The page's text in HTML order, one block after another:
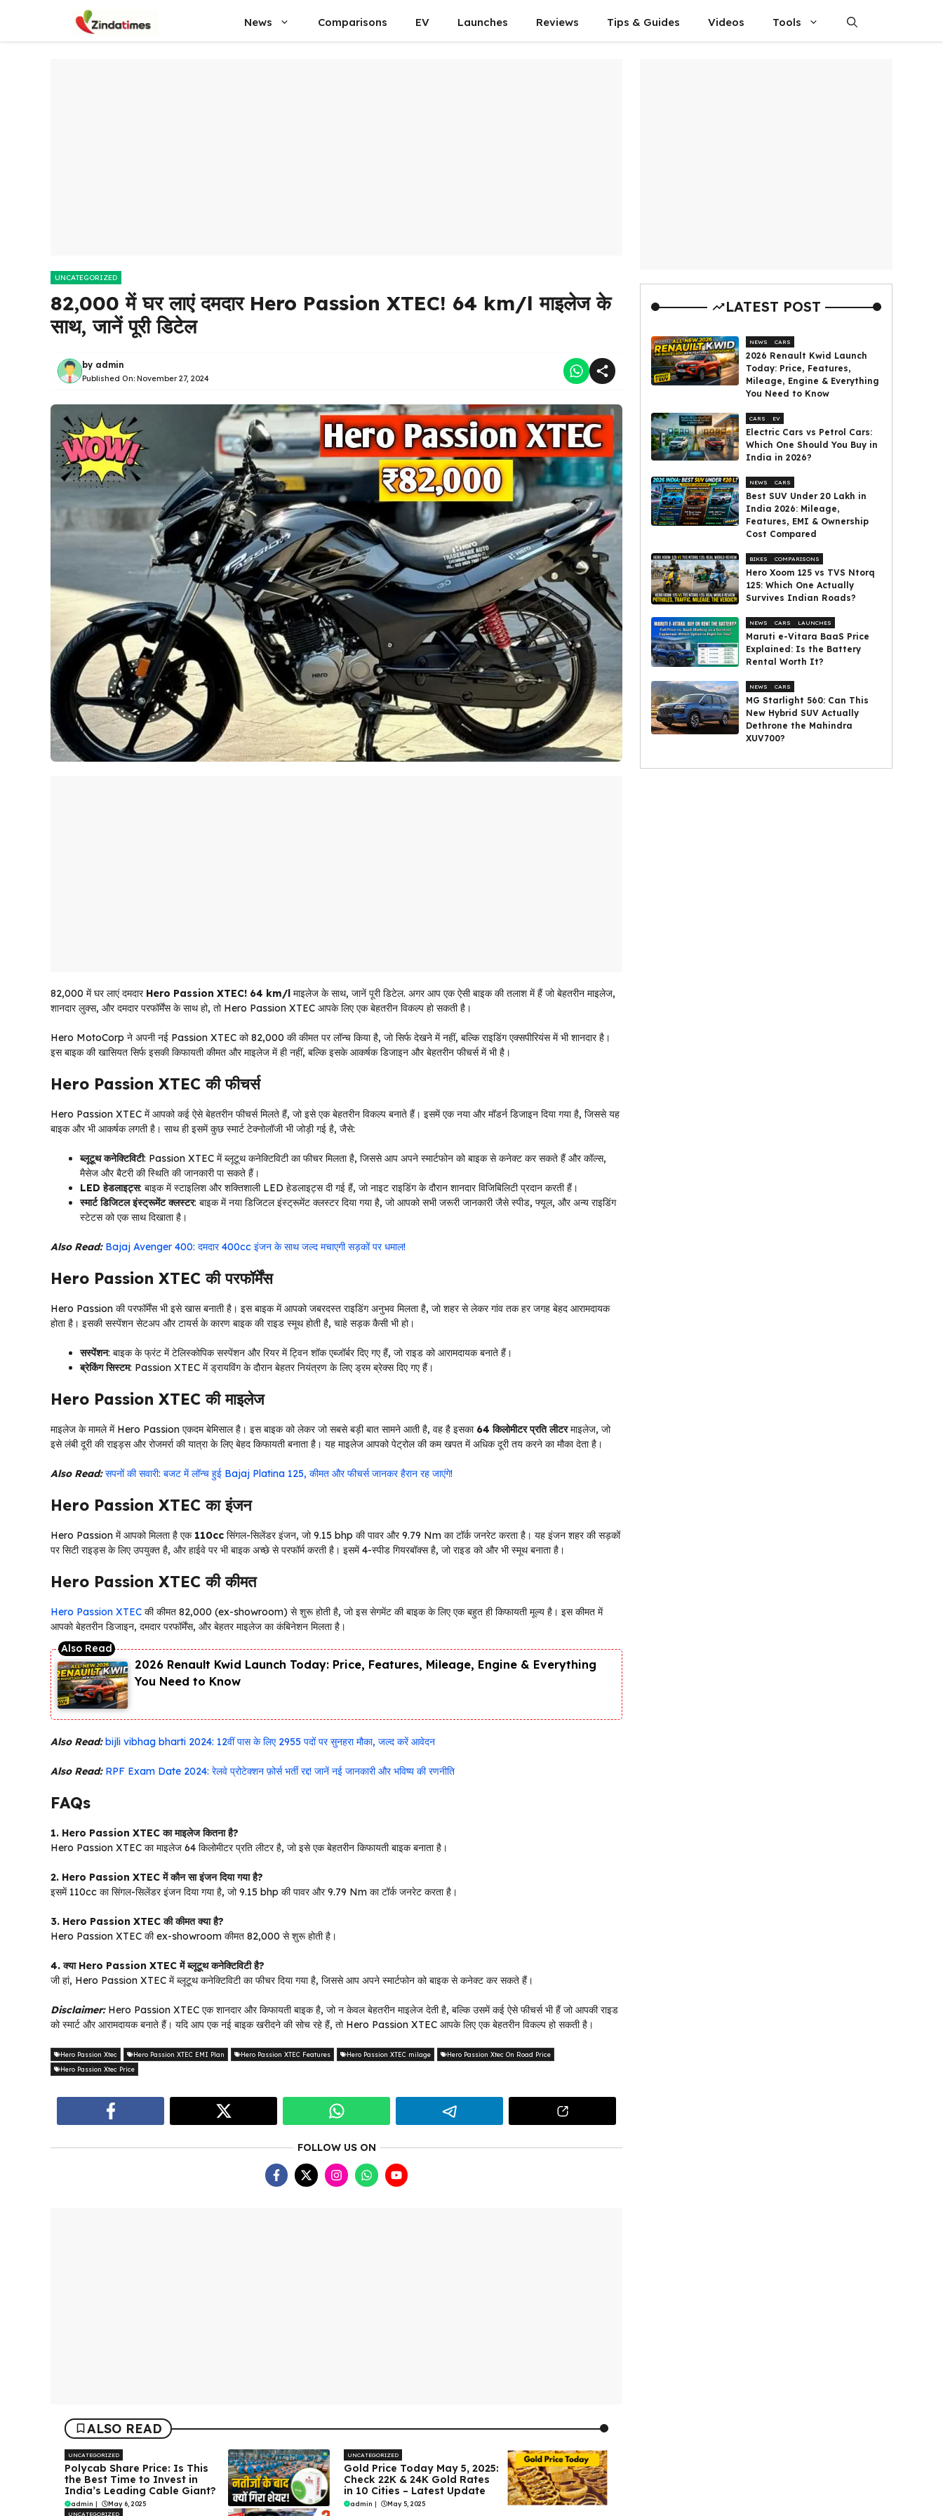
content
News Comparisons EV Launches Reviews Tips & Guides Videos Tools
UNCATEGORIZED
₹82,000 में घर लाएं दमदार Hero Passion XTEC! 64 km/l माइलेज के
साथ, जानें पूरी डिटेल
by admin
Published On: November 27, 2024
₹82,000 में घर लाएं दमदार Hero Passion XTEC! 64 km/l माइलेज के साथ, जानें पूरी डिटेल. अगर आप एक ऐसी बाइक की तलाश में हैं जो बेहतरीन माइलेज,
शानदार लुक्स, और दमदार परफॉर्मेंस के साथ हो, तो Hero Passion XTEC आपके लिए एक बेहतरीन विकल्प हो सकती है।
Hero MotoCorp ने अपनी नई Passion XTEC को ₹82,000 की कीमत पर लॉन्च किया है, जो सिर्फ देखने में नहीं, बल्कि राइडिंग एक्सपीरियंस में भी शानदार है।
इस बाइक की खासियत सिर्फ इसकी किफायती कीमत और माइलेज में ही नहीं, बल्कि इसके आकर्षक डिजाइन और बेहतरीन फीचर्स में भी है।
Hero Passion XTEC की फीचर्स
Hero Passion XTEC में आपको कई ऐसे बेहतरीन फीचर्स मिलते हैं, जो इसे एक बेहतरीन विकल्प बनाते हैं। इसमें एक नया और मॉडर्न डिजाइन दिया गया है, जिससे यह
बाइक और भी आकर्षक लगती है। साथ ही इसमें कुछ स्मार्ट टेक्नोलॉजी भी जोड़ी गई है, जैसे:
ब्लूटूथ कनेक्टिविटी: Passion XTEC में ब्लूटूथ कनेक्टिविटी का फीचर मिलता है, जिससे आप अपने स्मार्टफोन को बाइक से कनेक्ट कर सकते हैं और कॉल्स,
मैसेज और बैटरी की स्थिति की जानकारी पा सकते हैं।
LED हेडलाइट्स: बाइक में स्टाइलिश और शक्तिशाली LED हेडलाइट्स दी गई हैं, जो नाइट राइडिंग के दौरान शानदार विजिबिलिटी प्रदान करती हैं।
स्मार्ट डिजिटल इंस्ट्रूमेंट क्लस्टर: बाइक में नया डिजिटल इंस्ट्रूमेंट क्लस्टर दिया गया है, जो आपको सभी जरूरी जानकारी जैसे स्पीड, फ्यूल, और अन्य राइडिंग
स्टेटस को एक साथ दिखाता है।
Also Read: Bajaj Avenger 400: दमदार 400cc इंजन के साथ जल्द मचाएगी सड़कों पर धमाल!
Hero Passion XTEC की परफॉर्मेंस
Hero Passion की परफॉर्मेंस भी इसे खास बनाती है। इस बाइक में आपको जबरदस्त राइडिंग अनुभव मिलता है, जो शहर से लेकर गांव तक हर जगह बेहद आरामदायक
होता है। इसकी सस्पेंशन सेटअप और टायर्स के कारण बाइक की राइड स्मूथ होती है, चाहे सड़क कैसी भी हो।
सस्पेंशन: बाइक के फ्रंट में टेलिस्कोपिक सस्पेंशन और रियर में ट्विन शॉक एब्जॉर्बर दिए गए हैं, जो राइड को आरामदायक बनाते हैं।
ब्रेकिंग सिस्टम: Passion XTEC में ड्रायविंग के दौरान बेहतर नियंत्रण के लिए ड्रम ब्रेक्स दिए गए हैं।
Hero Passion XTEC की माइलेज
माइलेज के मामले में Hero Passion एकदम बेमिसाल है। इस बाइक को लेकर जो सबसे बड़ी बात सामने आती है, वह है इसका 64 किलोमीटर प्रति लीटरमाइलेज, जो
इसे लंबी दूरी की राइड्स और रोजमर्रा की यात्रा के लिए बेहद किफायती बनाता है। यह माइलेज आपको पेट्रोल की कम खपत में अधिक दूरी तय करने का मौका देता है।
Also Read:सपनों की सवारी: बजट में लॉन्च हुई Bajaj Platina 125, कीमत और फीचर्स जानकर हैरान रह जाएंगे!
Hero Passion XTEC का इंजन
Hero Passion में आपको मिलता है एक 110cc सिंगल-सिलेंडर इंजन, जो 9.15 bhp की पावर और 9.79 Nm का टॉर्क जनरेट करता है। यह इंजन शहर की सड़कों
पर सिटी राइड्स के लिए उपयुक्त है, और हाईवे पर भी बाइक अच्छे से परफॉर्म करती है। इसमें 4-स्पीड गियरबॉक्स है, जो राइड को और भी स्मूथ बनाता है।
Hero Passion XTEC की कीमत
Hero Passion XTEC की कीमत ₹82,000 (ex-showroom) से शुरू होती है, जो इस सेगमेंट की बाइक के लिए एक बहुत ही किफायती मूल्य है। इस कीमत में
आपको बेहतरीन डिजाइन, दमदार परफॉर्मेंस, और बेहतर माइलेज का कंबिनेशन मिलता है।
2026 Renault Kwid Launch Today: Price, Features, Mileage, Engine & Everything
You Need to Know
Also Read: bijli vibhag bharti 2024: 12वीं पास के लिए 2955 पदों पर सुनहरा मौका, जल्द करें आवेदन
Also Read: RPF Exam Date 2024: रेलवे प्रोटेक्शन फ़ोर्स भर्ती रद्द! जानें नई जानकारी और भविष्य की रणनीति
FAQs
1. Hero Passion XTEC का माइलेज कितना है?
Hero Passion XTEC का माइलेज 64 किलोमीटर प्रति लीटर है, जो इसे एक बेहतरीन किफायती बाइक बनाता है।
2. Hero Passion XTEC में कौन सा इंजन दिया गया है?
इसमें 110cc का सिंगल-सिलेंडर इंजन दिया गया है, जो 9.15 bhp की पावर और 9.79 Nm का टॉर्क जनरेट करता है।
3. Hero Passion XTEC की कीमत क्या है?
Hero Passion XTEC की ex-showroom कीमत ₹82,000 से शुरू होती है।
4. क्या Hero Passion XTEC में ब्लूटूथ कनेक्टिविटी है?
जी हां, Hero Passion XTEC में ब्लूटूथ कनेक्टिविटी का फीचर दिया गया है, जिससे आप अपने स्मार्टफोन को बाइक से कनेक्ट कर सकते हैं।
Disclaimer:Hero Passion XTEC एक शानदार और किफायती बाइक है, जो न केवल बेहतरीन माइलेज देती है, बल्कि उसमें कई ऐसे फीचर्स भी हैं जो आपकी राइड
को स्मार्ट और आरामदायक बनाते हैं। यदि आप एक नई बाइक खरीदने की सोच रहे हैं, तो Hero Passion XTEC आपके लिए एक बेहतरीन विकल्प हो सकती है।
Hero Passion Xtec Hero Passion XTEC EMI Plan Hero Passion XTEC Features Hero Passion XTEC milage
Hero Passion Xtec On Road Price
Hero Passion Xtec Price
FOLLOW US ON
ALSO READ
UNCATEGORIZED
Polycab Share Price: Is This
the Best Time to Invest in
India’s Leading Cable Giant?
admin | May 6, 2025
UNCATEGORIZED
Gold Price Today May 5, 2025:
Check 22K & 24K Gold Rates
in 10 Cities – Latest Update
admin | May 5, 2025
UNCATEGORIZED
LATEST POST
NEWS CARS
2026 Renault Kwid Launch
Today: Price, Features,
Mileage, Engine & Everything
You Need to Know
CARS EV
Electric Cars vs Petrol Cars:
Which One Should You Buy in
India in 2026?
NEWS CARS
Best SUV Under ₹20 Lakh in
India 2026: Mileage,
Features, EMI & Ownership
Cost Compared
BIKES COMPARISONS
Hero Xoom 125 vs TVS Ntorq
125: Which One Actually
Survives Indian Roads?
NEWS CARS LAUNCHES
Maruti e-Vitara BaaS Price
Explained: Is the Battery
Rental Worth It?
NEWS CARS
MG Starlight 560: Can This
New Hybrid SUV Actually
Dethrone the Mahindra
XUV700?